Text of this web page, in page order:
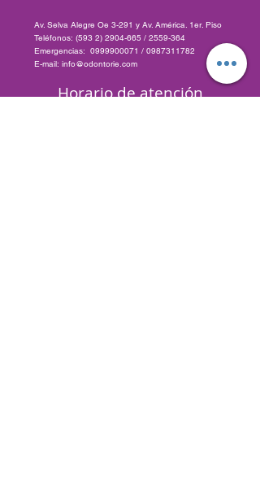
Av. Selva Alegre Oe 3-291 y Av. América. 1er. Piso
Teléfonos: (593 2) 2904-665 / 2559-364
Emergencias: 0999900071 / 0987311782
E-mail: info@odontorie.com
Horario de atención